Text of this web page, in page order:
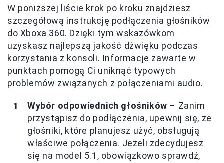
W poniższej liście krok po kroku znajdziesz
szczegółową instrukcję podłączenia głośników
do Xboxa 360. Dzięki tym wskazówkom
uzyskasz najlepszą jakość dźwięku podczas
korzystania z konsoli. Informacje zawarte w
punktach pomogą Ci uniknąć typowych
problemów związanych z połączeniami audio.
Wybór odpowiednich głośników – Zanim
przystąpisz do podłączenia, upewnij się, że
głośniki, które planujesz użyć, obsługują
właściwe połączenia. Jeżeli zdecydujesz
się na model 5.1, obowiązkowo sprawdź,